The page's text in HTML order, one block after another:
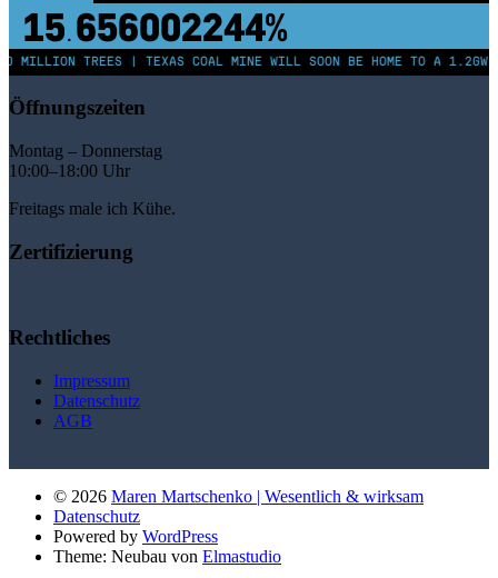
15. 656002249%
MILLION TREES | TEXAS COAL MINE WILL SOON BE HOME TO A 1.2GW
Öffnungszeiten
Montag – Donnerstag
10:00–18:00 Uhr
Freitags male ich Kühe.
Zertifizierung
Rechtliches
Impressum
Datenschutz
AGB
© 2026 Maren Martschenko | Wesentlich & wirksam
Datenschutz
Powered by WordPress
Theme: Neubau von Elmastudio